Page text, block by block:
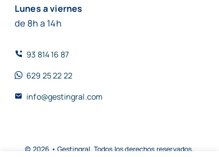
Lunes a viernes
de 8h a 14h
93 814 16 87
629 25 22 22
info@gestingral.com
© 2026 • Gestingral. Todos los derechos reservados.